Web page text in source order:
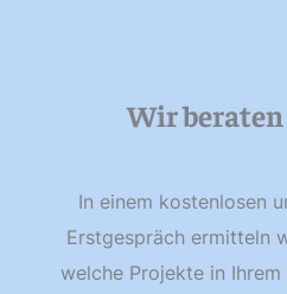
Wir beraten
In einem kostenlosen
Erstgespräch ermitteln
welche Projekte in